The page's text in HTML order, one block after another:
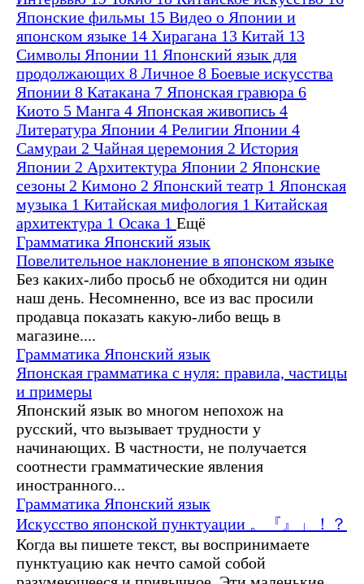
Японские фильмы 15 Видео о Японии и
японском языке 14 Хирагана 13 Китай 13
Символы Японии 11 Японский язык для
продолжающих 8 Личное 8 Боевые искусства
Японии 8 Катакана 7 Японская гравюра 6
Киото 5 Манга 4 Японская живопись 4
Литература Японии 4 Религии Японии 4
Самураи 2 Чайная церемония 2 История
Японии 2 Архитектура Японии 2 Японские
сезоны 2 Кимоно 2 Японский театр 1 Японская
музыка 1 Китайская мифология 1 Китайская
архитектура 1 Осака 1 Ещё
Грамматика Японский язык
Повелительное наклонение в японском языке
Без каких-либо просьб не обходится ни один
наш день. Несомненно, все из вас просили
продавца показать какую-либо вещь в
магазине....
Грамматика Японский язык
Японская грамматика с нуля: правила, частицы
и примеры
Японский язык во многом непохож на
русский, что вызывает трудности у
начинающих. В частности, не получается
соотнести грамматические явления
иностранного...
Грамматика Японский язык
Искусство японской пунктуации 。『』」！？
Когда вы пишете текст, вы воспринимаете
пунктуацию как нечто самой собой